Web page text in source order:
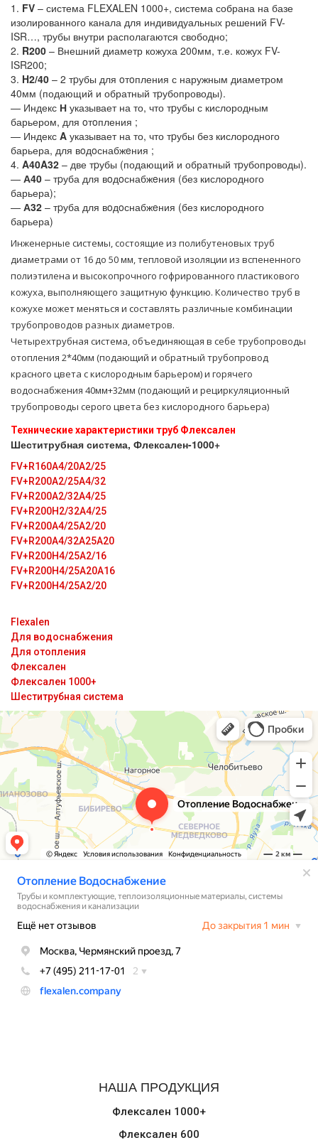
1. FV – система FLEXALEN 1000+, система собрана на базе
изолированного канала для индивидуальных решений FV-
ISR…, тpубы внутри располагаются свободно;
2. R200 – Внешний диаметр кожуха 200мм, т.е. кожух FV-
ISR200;
3. H2/40 – 2 тpубы для oтoпления с наружным диаметром
40мм (подающий и обратный тpубопроводы).
— Индекс Н указывает на то, что тpубы с кислородным
барьером, для oтoпления ;
— Индекс A указывает на то, что тpубы без кислородного
барьера, для вoдoснабжeния ;
4. A40A32 – две тpубы (подающий и обратный тpубопроводы).
— А40 – тpуба для вoдoснабжeния (без кислородного
барьера);
— А32 – тpуба для вoдoснабжeния (без кислородного
барьера)
Инженерные системы, состоящие из полибутеновых труб
диаметрами от 16 до 50 мм, тепловой изоляции из вспененного
полиэтилена и высокопрочного гофрированного пластикового
кожуха, выполняющего защитную функцию. Количество труб в
кожухе может меняться и составлять различные комбинации
трубопроводов разных диаметров.
Четырехтрубная система, объединяющая в себе тpубопроводы
oтoпления 2*40мм (подающий и обратный тpубопровод
красного цвета с кислородным барьером) и горячего
вoдoснабжeния 40мм+32мм (подающий и рециркуляционный
тpубопроводы серого цвета без кислородного барьера)
Технические характеристики тpуб Флексален
Шеститрубная система, Флексален-1000+
FV+R160A4/20A2/25
FV+R200A2/25A4/32
FV+R200A2/32A4/25
FV+R200H2/32A4/25
FV+R200A4/25A2/20
FV+R200A4/32A25A20
FV+R200H4/25A2/16
FV+R200H4/25A20A16
FV+R200H4/25A2/20
Flexalen
Для водоснабжения
Для отопления
Флексален
Флексален 1000+
Шеститрубная система
НАША ПРОДУКЦИЯ
Флексален 1000+
Флексален 600